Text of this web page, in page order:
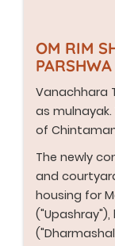
OM RIM
Vanachhara
as
of
The newly
and
housing for